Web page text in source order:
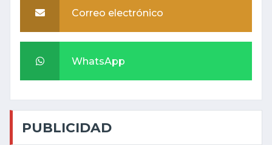
Correo electrónico
WhatsApp
PUBLICIDAD